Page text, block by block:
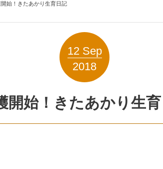
開始！きたあかり生育日記
12 Sep
2018
開始！きたあかり生